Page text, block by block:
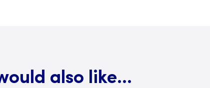
also like...